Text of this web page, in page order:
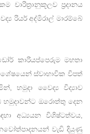
චාරිත්‍රානුකූලව ප්‍රදානය
රියර් අද්මිරාල් මාරම්බේ
කාරියප්පෙරුම මහතා
ස්වාභාවික විපත්
හමුදා වෛද්‍ය විද්‍යාව
හමුදාවන්ට ඔරොත්තු දෙන
අධ්‍යයන විශිෂ්ටත්වය,
වැඩි දියුණු